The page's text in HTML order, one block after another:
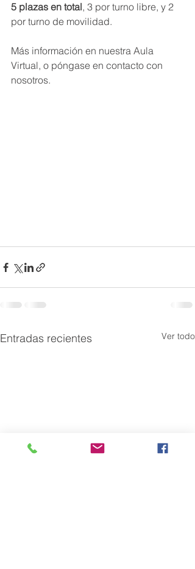
5 plazas en total, 3 por turno libre, y 2
por turno de movilidad.
Más información en nuestra Aula
Virtual, o póngase en contacto con
nosotros.
Entradas recientes Ver todo